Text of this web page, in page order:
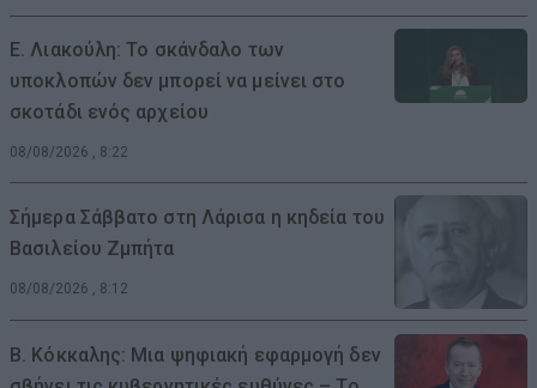
Ε. Λιακούλη: Το σκάνδαλο των
υποκλοπών δεν μπορεί να μείνει στο
σκοτάδι ενός αρχείου
08/08/2026 , 8:22
Σήμερα Σάββατο στη Λάρισα η κηδεία του
Βασιλείου Ζμπήτα
08/08/2026 , 8:12
Β. Κόκκαλης: Μια ψηφιακή εφαρμογή δεν